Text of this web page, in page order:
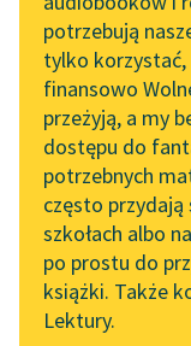
Byliśmy częścią AI
Lab
Zapraszamy na
online z
literatury
Spotkanie z
Tunkiel w Oslo
102. lata temu zmarł
Joseph Conrad
potrzebują
tylko
finansowo
przeżyją, a my
dostępu do
potrzebnych
często
szkołach albo
po prostu do
książki. Także
Lektury.